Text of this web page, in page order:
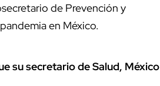
de Prevención y
en México.
su secretario de Salud, México